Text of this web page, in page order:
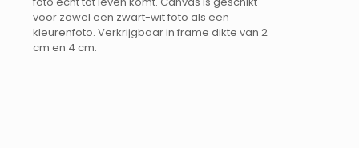
voor zowel een zwart-wit foto als een
kleurenfoto. Verkrijgbaar in frame dikte van 2
cm en 4 cm.